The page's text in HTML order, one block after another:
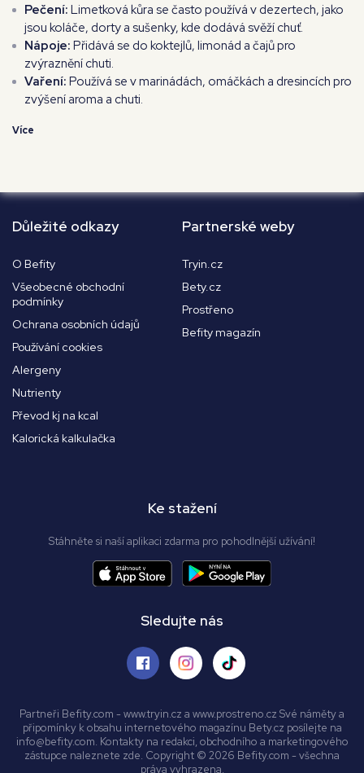
Pečení: Limetková kůra se často používá v dezertech, jako
jsou koláče, dorty a sušenky, kde dodává svěží chuť.
Nápoje: Přidává se do koktejlů, limonád a čajů pro
zvýraznění chuti.
Vaření: Používá se v marinádách, omáčkách a dresincích pro
zvýšení aroma a chuti.
Více
Důležité odkazy
O Befity
Všeobecné obchodní
podmínky
Ochrana osobních údajů
Používání cookies
Alergeny
Nutrienty
Převod kj na kcal
Kalorická kalkulačka
Partnerské weby
Tryin.cz
Bety.cz
Prostřeno
Befity magazín
Ke stažení
Stáhněte si naší aplikaci zdarma pro pohodlnější užívání!
Sledujte nás
Partneři Befity.com - www.tryin.cz a www.prostreno.cz Své náměty a
připomínky k obsahu internetového magazínu Bety.cz posílejte na
info@befity.com. Kontakty na redakci, obchodního a marketingového
zástupce naleznete zde. Copyright © 2026 Befity.com - všechna
práva vyhrazena.